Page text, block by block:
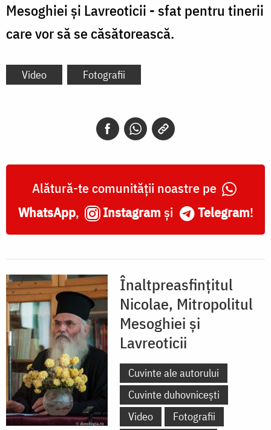
Mesoghiei și Lavreoticii - sfat pentru tinerii
care vor să se căsătorească.
Video Fotografii
Alătură-te comunității noastre pe
WhatsApp, Instagram și Telegram!
Înaltpreasfințitul
Nicolae, Mitropolitul
Mesoghiei şi
Lavreoticii
Cuvinte ale autorului
Cuvinte duhovnicești
Video
Fotografii